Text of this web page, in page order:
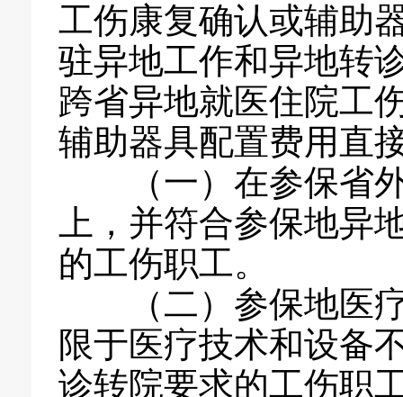
工伤康复确认或辅助
驻异地工作和异地转
跨省异地就医住院工
辅助器具配置费用直
（一）在参保省外
上，并符合参保地异
的工伤职工。
（二）参保地医疗
限于医疗技术和设备
诊转院要求的工伤职